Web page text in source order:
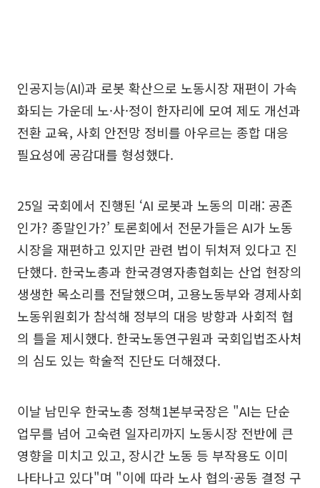
인공지능(AI)과 로봇 확산으로 노동시장 재편이 가속
화되는 가운데 노·사·정이 한자리에 모여 제도 개선과
전환 교육, 사회 안전망 정비를 아우르는 종합 대응
필요성에 공감대를 형성했다.
25일 국회에서 진행된 ‘AI 로봇과 노동의 미래: 공존
인가? 종말인가?’ 토론회에서 전문가들은 AI가 노동
시장을 재편하고 있지만 관련 법이 뒤처져 있다고 진
단했다. 한국노총과 한국경영자총협회는 산업 현장의
생생한 목소리를 전달했으며, 고용노동부와 경제사회
노동위원회가 참석해 정부의 대응 방향과 사회적 협
의 틀을 제시했다. 한국노동연구원과 국회입법조사처
의 심도 있는 학술적 진단도 더해졌다.
이날 남민우 한국노총 정책1본부국장은 "AI는 단순
업무를 넘어 고숙련 일자리까지 노동시장 전반에 큰
영향을 미치고 있고, 장시간 노동 등 부작용도 이미
나타나고 있다"며 "이에 따라 노사 협의·공동 결정 구